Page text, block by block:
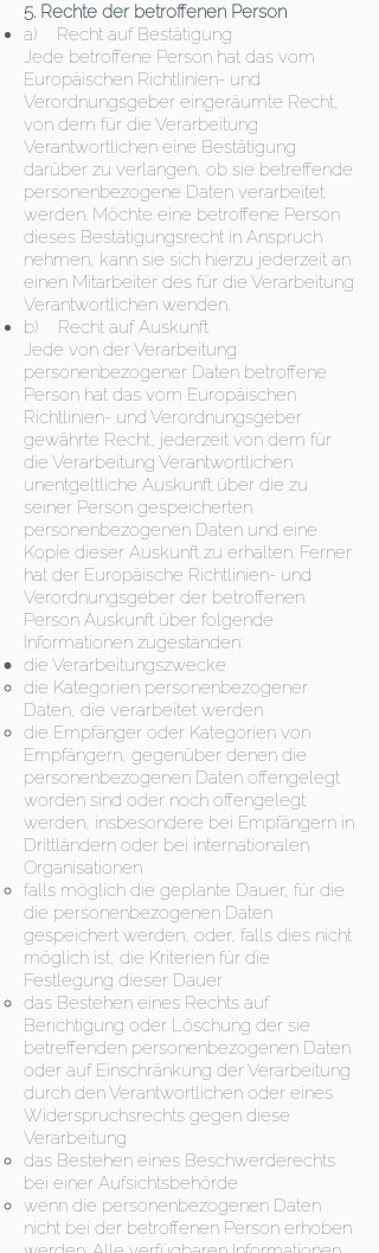
5. Rechte der betroffenen Person
a) Recht auf Bestätigung
Jede betroffene Person hat das vom
Europäischen Richtlinien- und
Verordnungsgeber eingeräumte Recht,
von dem für die Verarbeitung
Verantwortlichen eine Bestätigung
darüber zu verlangen, ob sie betreffende
personenbezogene Daten verarbeitet
werden. Möchte eine betroffene Person
dieses Bestätigungsrecht in Anspruch
nehmen, kann sie sich hierzu jederzeit an
einen Mitarbeiter des für die Verarbeitung
Verantwortlichen wenden.
b) Recht auf Auskunft
Jede von der Verarbeitung
personenbezogener Daten betroffene
Person hat das vom Europäischen
Richtlinien- und Verordnungsgeber
gewährte Recht, jederzeit von dem für
die Verarbeitung Verantwortlichen
unentgeltliche Auskunft über die zu
seiner Person gespeicherten
personenbezogenen Daten und eine
Kopie dieser Auskunft zu erhalten. Ferner
hat der Europäische Richtlinien- und
Verordnungsgeber der betroffenen
Person Auskunft über folgende
Informationen zugestanden:
die Verarbeitungszwecke
die Kategorien personenbezogener
Daten, die verarbeitet werden
die Empfänger oder Kategorien von
Empfängern, gegenüber denen die
personenbezogenen Daten offengelegt
worden sind oder noch offengelegt
werden, insbesondere bei Empfängern in
Drittländern oder bei internationalen
Organisationen
falls möglich die geplante Dauer, für die
die personenbezogenen Daten
gespeichert werden, oder, falls dies nicht
möglich ist, die Kriterien für die
Festlegung dieser Dauer
das Bestehen eines Rechts auf
Berichtigung oder Löschung der sie
betreffenden personenbezogenen Daten
oder auf Einschränkung der Verarbeitung
durch den Verantwortlichen oder eines
Widerspruchsrechts gegen diese
Verarbeitung
das Bestehen eines Beschwerderechts
bei einer Aufsichtsbehörde
wenn die personenbezogenen Daten
nicht bei der betroffenen Person erhoben